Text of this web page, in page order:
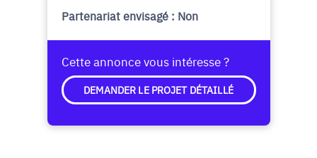
Partenariat envisagé : Non
Cette annonce vous intéresse ?
DEMANDER LE PROJET DÉTAILLÉ